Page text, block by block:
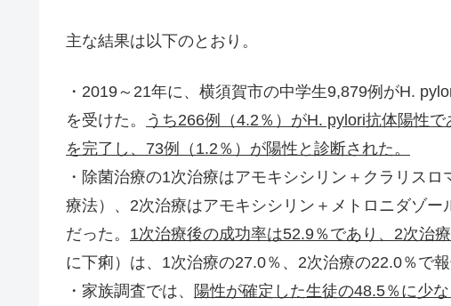
主な結果は以下のとおり。
・2019～21年に、横須賀市の中学生9,879例がH.
を受けた。
うち266例（4.2％）がH. pylori抗体陽性
を完了し、73例（1.2％）が陽性と診断された。
・除菌治療の1次治療はアモキシシリン＋クラリス
療法）、2次治療はアモキシシリン＋メトロニダゾー
だった。 1次治療後の成功率は52.9％であり、2次治
に下痢）は、1次治療の27.0％、2次治療の22.0％で報
・家族調査では、 陽性が確定した生徒の48.5％に少